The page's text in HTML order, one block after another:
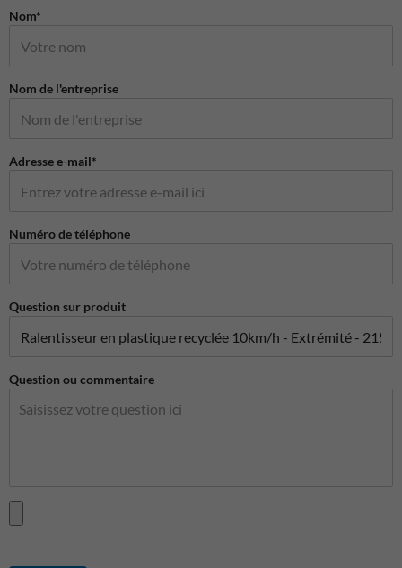
Nom*
Nom de l'entreprise
Adresse e-mail*
Numéro de téléphone
Question sur produit
Question ou commentaire